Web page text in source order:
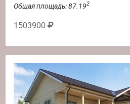
Общая площадь: 87.192
1503900